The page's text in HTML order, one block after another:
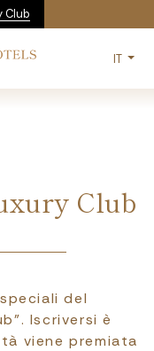
Club
IT
Club
del
Iscriversi è
viene premiata